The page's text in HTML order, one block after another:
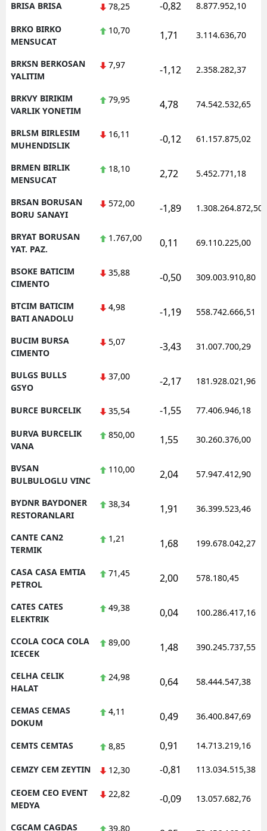
BRISA BRISA 78,25 -0,82 8.877.952,10
BRKO BIRKO
MENSUCAT
10,70 1,71 3.114.636,70
BRKSN BERKOSAN
YALITIM
7,97 -1,12 2.358.282,37
BRKVY BIRIKIM
VARLIK YONETIM
79,95 4,78 74.542.532,65
BRLSM BIRLESIM
MUHENDISLIK
16,11 -0,12 61.157.875,02
BRMEN BIRLIK
MENSUCAT
18,10 2,72 5.452.771,18
BRSAN BORUSAN
BORU SANAYI
572,00 -1,89 1.308.264.872,50
BRYAT BORUSAN
YAT. PAZ.
1.767,00 0,11 69.110.225,00
BSOKE BATICIM
CIMENTO
35,88 -0,50 309.003.910,80
BTCIM BATICIM
BATI ANADOLU
4,98 -1,19 558.742.666,51
BUCIM BURSA
CIMENTO
5,07 -3,43 31.007.700,29
BULGS BULLS
GSYO
37,00 -2,17 181.928.021,96
BURCE BURCELIK 35,54 -1,55 77.406.946,18
BURVA BURCELIK
VANA
850,00 1,55 30.260.376,00
BVSAN
BULBULOGLU VINC
110,00 2,04 57.947.412,90
BYDNR BAYDONER
RESTORANLARI
38,34 1,91 36.399.523,46
CANTE CAN2
TERMIK
1,21 1,68 199.678.042,27
CASA CASA EMTIA
PETROL
71,45 2,00 578.180,45
CATES CATES
ELEKTRIK
49,38 0,04 100.286.417,16
CCOLA COCA COLA
ICECEK
89,00 1,48 390.245.737,55
CELHA CELIK
HALAT
24,98 0,64 58.444.547,38
CEMAS CEMAS
DOKUM
4,11 0,49 36.400.847,69
CEMTS CEMTAS 8,85 0,91 14.713.219,16
CEMZY CEM ZEYTIN 12,30 -0,81 113.034.515,38
CEOEM CEO EVENT
MEDYA
22,82 -0,09 13.057.682,76
CGCAM CAGDAS
39,80